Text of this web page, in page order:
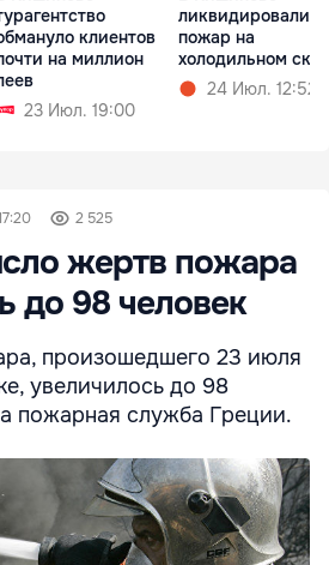
клиентов
на миллион
23 Июл. 19:00
ликвидировали
пожар на
холодильном
24 Июл. 12:52
2 525
жертв пожара
до 98 человек
произошедшего 23 июля
увеличилось до 98
пожарная служба Греции.